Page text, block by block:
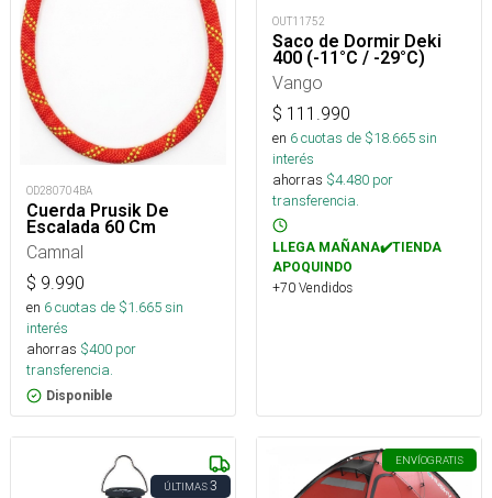
OD280704BA
Cuerda Prusik De
Escalada 60 Cm
Camnal
$ 9.990
en 6cuotas de $1.665sin
interés
ahorras $400 por
transferencia.
Disponible
OUT11752
Saco de Dormir Deki
400 (-11°C / -29°C)
Vango
$ 111.990
en 6cuotas de $18.665sin
interés
ahorras $4.480 por
transferencia.
LLEGA MAÑANA✔️TIENDA
APOQUINDO
+70 Vendidos
ÚLTIMAS3
ENVÍOGRATIS